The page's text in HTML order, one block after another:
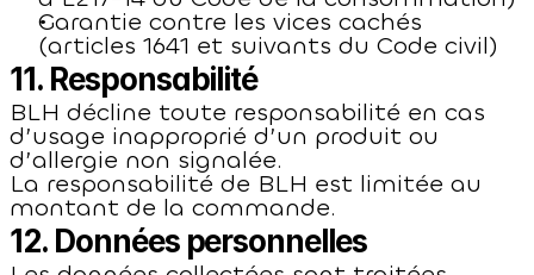
Garantie contre les vices cachés
(articles 1641 et suivants du Code civil)
11. Responsabilité
BLH décline toute responsabilité en cas
d’usage inapproprié d’un produit ou
d’allergie non signalée.
La responsabilité de BLH est limitée au
montant de la commande.
12. Données personnelles